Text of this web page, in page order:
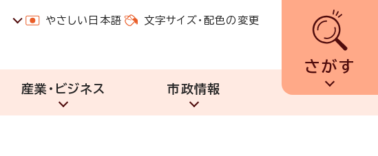
やさしい日本語 文字サイズ・配色の変更
さがす
産業・ビジネス 市政情報